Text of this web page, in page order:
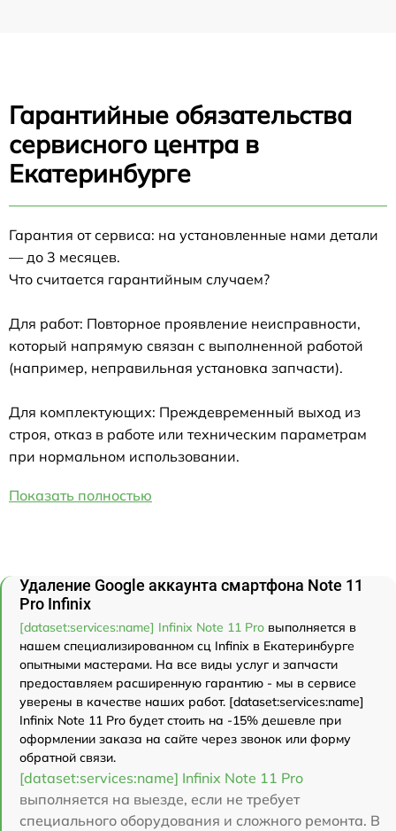
Гарантийные обязательства
сервисного центра в
Екатеринбурге
Гарантия от сервиса: на установленные нами детали
— до 3 месяцев.
Что считается гарантийным случаем?
Для работ: Повторное проявление неисправности,
который напрямую связан с выполненной работой
(например, неправильная установка запчасти).
Для комплектующих: Преждевременный выход из
строя, отказ в работе или техническим параметрам
при нормальном использовании.
Показать полностью
Удаление Google аккаунта смартфона Note 11
Pro Infinix
[dataset:services:name] Infinix Note 11 Pro выполняется в
нашем специализированном сц Infinix в Екатеринбурге
опытными мастерами. На все виды услуг и запчасти
предоставляем расширенную гарантию - мы в сервисе
уверены в качестве наших работ. [dataset:services:name]
Infinix Note 11 Pro будет стоить на -15% дешевле при
оформлении заказа на сайте через звонок или форму
обратной связи.
[dataset:services:name] Infinix Note 11 Pro
выполняется на выезде, если не требует
специального оборудования и сложного ремонта. В